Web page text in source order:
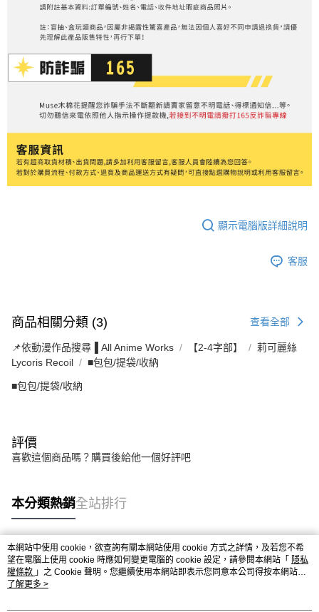
顯示電腦版詳細說明
客服
商品相關分類 (3) 查看全部
📌依動漫作品搜尋▐ All Anime Works 【2-4字部】
莉可麗絲
Lycoris Recoil
■包包/提袋/收納
■包包/提袋/收納
評價
喜歡這個商品嗎？購買後給他一個好評吧
本分類熱銷全站排行
熱門標籤
本網站中使用 cookie，欲查詢有關本網站使用 cookie 方式之詳情，及若您不希
望在電腦上使用 cookie 時應如何變更電腦的 cookie 設定，請參閱本網站「 隱私
權條款 」之 Cookie 聲明。您繼續使用本網站即表示您同意本公司得按本網站使
用條款之 Cookie 聲明使用 cookie。
了解更多 >